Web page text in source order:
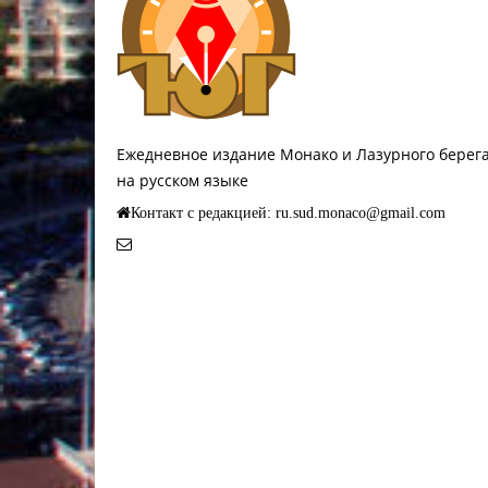
Ежедневное издание Монако и Лазурного
на русском языке
Контакт с редакцией: ru.sud.monaco@gmail.com